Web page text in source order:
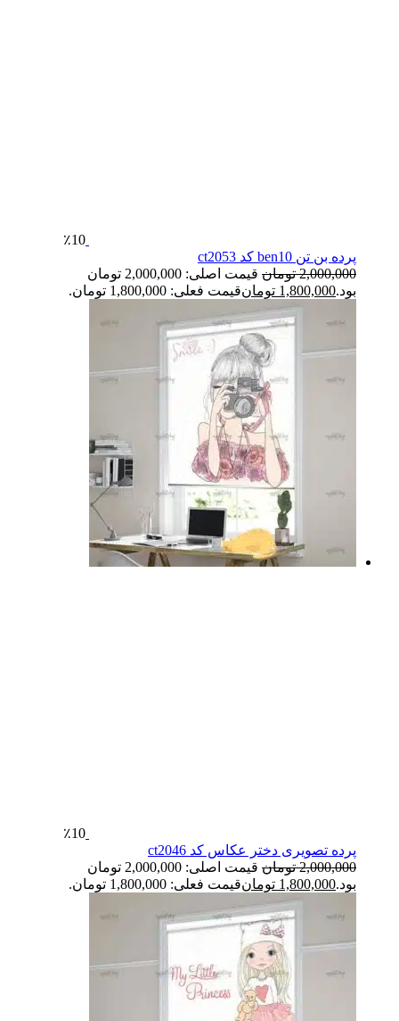
٪10
پرده بن تن ben10 کد ct2053
2,000,000 تومان
قیمت اصلی: 2,000,000 تومان
بود.1,800,000 تومانقیمت فعلی: 1,800,000 تومان.
٪10
پرده تصویری دختر عکاس کد ct2046
2,000,000 تومان
قیمت اصلی: 2,000,000 تومان
بود.1,800,000 تومانقیمت فعلی: 1,800,000 تومان.